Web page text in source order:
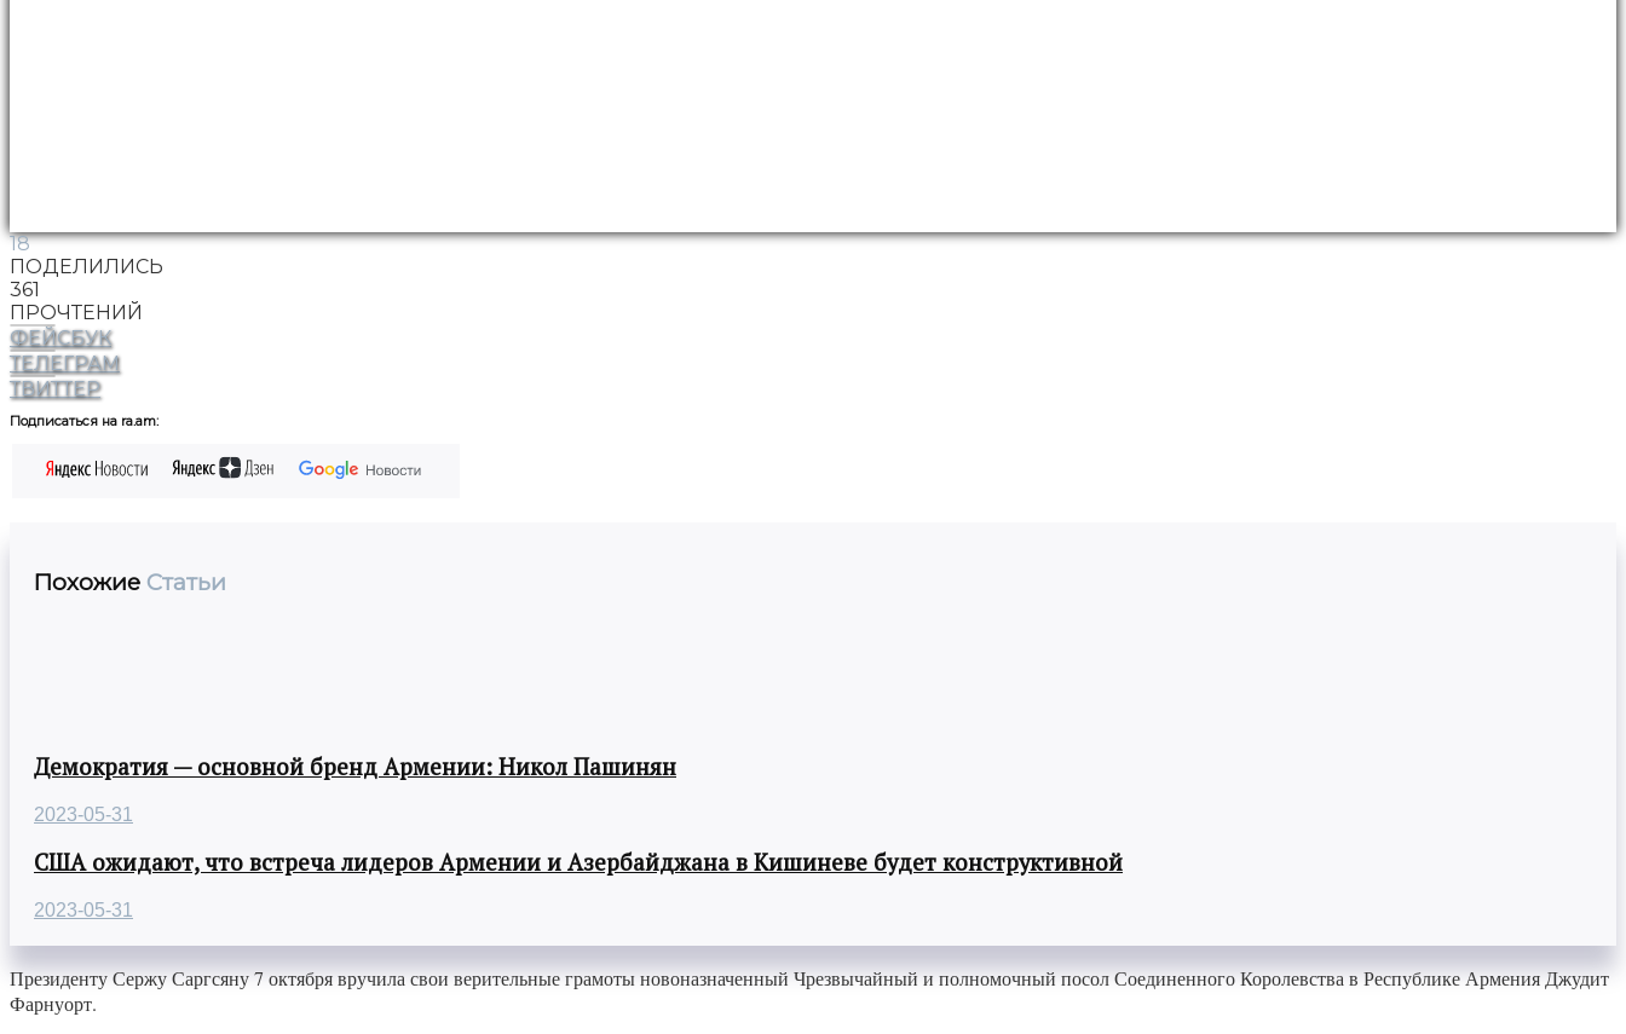
18
ПОДЕЛИЛИСЬ
361
ПРОЧТЕНИЙ
ФЕЙСБУК
ТЕЛЕГРАМ
ТВИТТЕР
Подписаться на ra.am:
Похожие Статьи
Демократия — основной бренд Армении: Никол Пашинян
2023-05-31
США ожидают, что встреча лидеров Армении и Азербайджана в Кишиневе будет конструктивной
2023-05-31
Президенту Сержу Саргсяну 7 октября вручила свои верительные грамоты новоназначенный Чрезвычайный и полномочный посол Соединенного Королевства в Республике Армения Джудит
Фарнуорт.